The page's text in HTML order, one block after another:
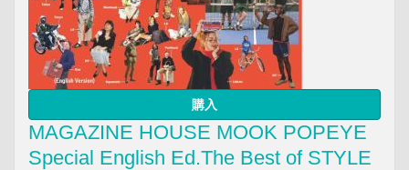
購入
MAGAZINE HOUSE MOOK POPEYE
Special English Ed.The Best of STYLE